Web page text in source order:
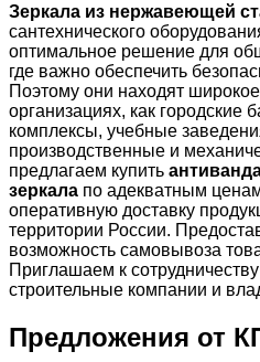
Зеркала из нержавеющей
сантехнического
оптимальное решение для
где важно обеспечить
Поэтому они находят
организациях, как городские
комплексы, учебные
производственные и
предлагаем купить
зеркала по адекватным
оперативную доставку
территории России.
возможность самовывоза
Приглашаем к
строительные компании и
Предложения от